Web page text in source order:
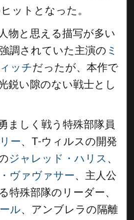
ットとなった。
物と思える描写が多い
調されていた主演の ミ
ッチだったが、本作で
鋭い隙のない戦士とし
ましく戦う特殊部隊員
ー、T-ウィルスの開発
ジャレッド・ハリス 、
ヴァヴァサー、主人公
特殊部隊のリーダー、
ル、アンブレラの隔離